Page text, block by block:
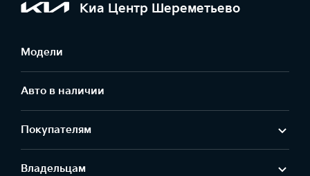
Киа Центр Шереметьево
Модели
Авто в наличии
Покупателям
Владельцам